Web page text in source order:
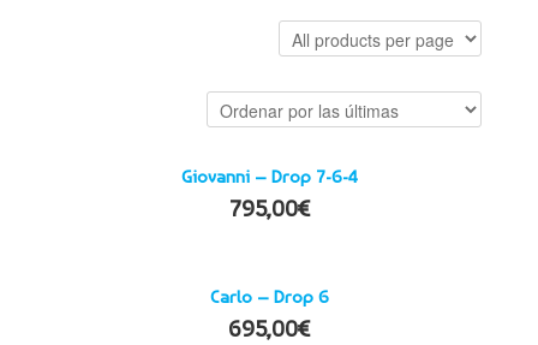
Giovanni – Drop 7-6-4
795,00€
Carlo – Drop 6
695,00€